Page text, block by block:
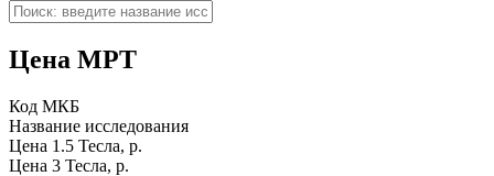
Цена МРТ
Код МКБ
Название исследования
Цена 1.5 Тесла, р.
Цена 3 Тесла, р.